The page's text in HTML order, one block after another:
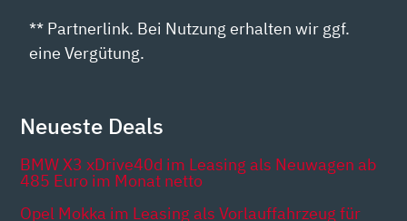
** Partnerlink. Bei Nutzung erhalten wir ggf.
eine Vergütung.
Neueste Deals
BMW X3 xDrive40d im Leasing als Neuwagen ab
485 Euro im Monat netto
Opel Mokka im Leasing als Vorlauffahrzeug für